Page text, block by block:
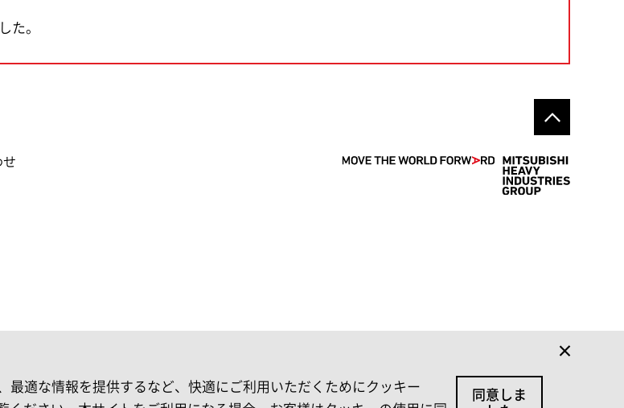
た。
せ
適な情報を提供するなど、快適にご利用いただくためにクッキー
同意しま